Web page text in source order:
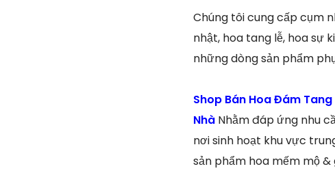
Chúng tôi cung cấp cụm
nhật, hoa tang lễ, hoa sự
những dòng sản phẩm
Shop Bán Hoa Đám
Nhà Nhằm đáp ứng nhu
nơi sinh hoạt khu vực
sản phẩm hoa mếm mộ